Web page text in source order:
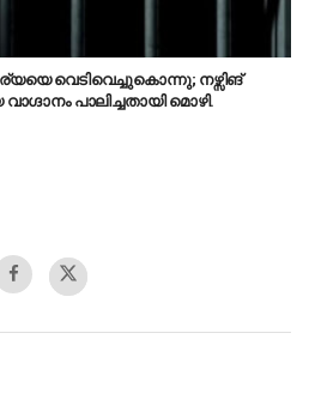
വെടിവെച്ചുകൊന്നു; നഴ്സിങ്
പാലിച്ചതായി മൊഴി.